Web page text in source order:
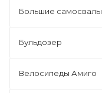
Большие самосвалы
Бульдозер
Велосипеды Амиго